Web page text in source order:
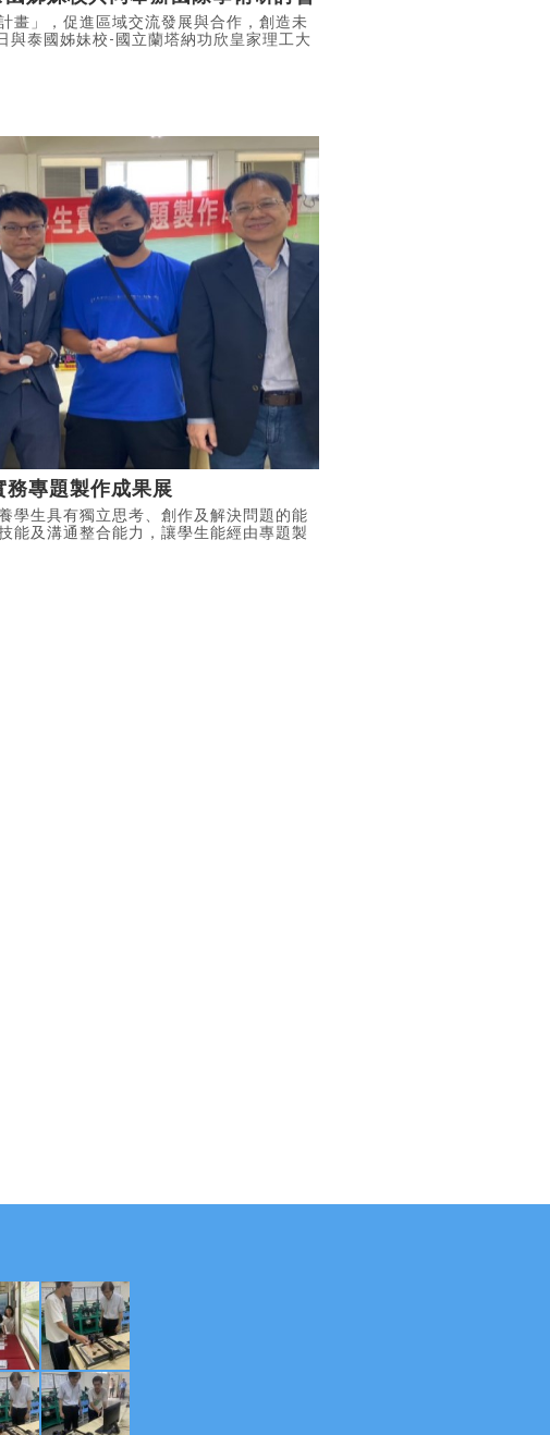
畫」，促進區域交流發展與合作，創造未
泰國姊妹校-國立蘭塔納功欣皇家理工大
點訂於泰國國立蘭塔納功欣皇家理工大學
書林彥霆、工程學院院長陳献庚以及國際
專題製作成果展
學生具有獨立思考、創作及解決問題的能
能及溝通整合能力，讓學生能經由專題製
果，及師生參加國際競賽優勝作品等優異